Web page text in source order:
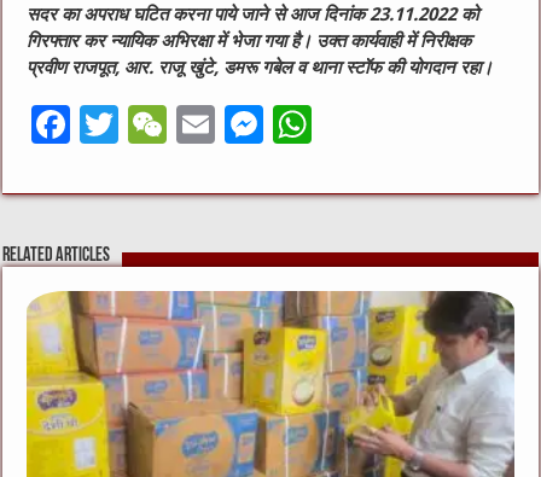
सदर का अपराध घटित करना पाये जाने से आज दिनांक 23.11.2022 को
गिरफ्तार कर न्यायिक अभिरक्षा में भेजा गया है। उक्त कार्यवाही में निरीक्षक
प्रवीण राजपूत, आर. राजू खुंटे, डमरू गबेल व थाना स्टॉफ की योगदान रहा।
F
c
e
b
o
o
k
T
it
te
r
W
C
h
at
E
ai
l
M
ss
e
n
g
er
at
s
A
p
p
Related Articles